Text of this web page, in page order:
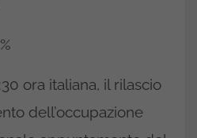
ora italiana, il rilascio
dell’occupazione